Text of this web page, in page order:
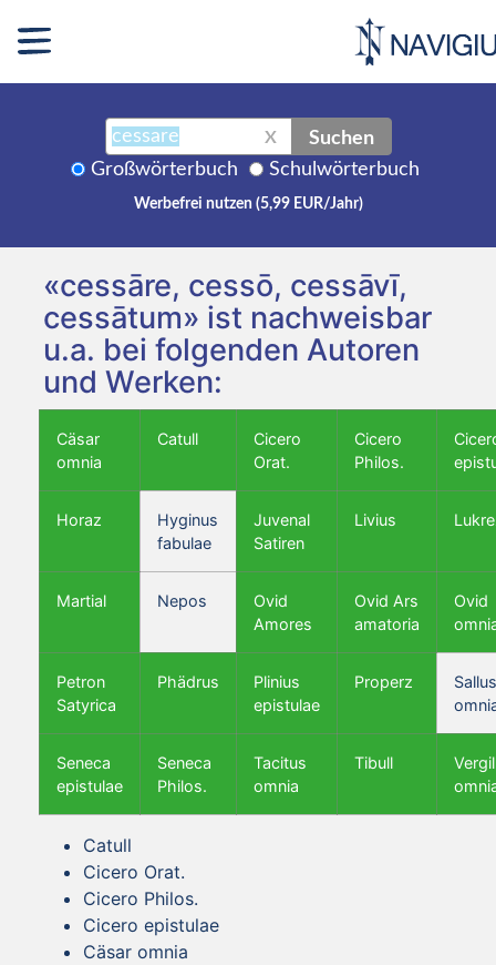
X Suchen
Großwörterbuch Schulwörterbuch
Werbefrei nutzen (5,99 EUR/Jahr)
«cessāre, cessō, cessāvī,
cessātum» ist nachweisbar
u.a. bei folgenden Autoren
und Werken:
Cäsar
omnia
Catull
Cicero
Orat.
Cicero
Philos.
Horaz
Hyginus
fabulae
Juvenal
Satiren
Livius
Martial Nepos
Ovid
Amores
Ovid Ars
amatoria
Ovid
Petron
Satyrica
Phädrus
Plinius
epistulae
Properz
Seneca
epistulae
Seneca
Philos.
Tacitus
omnia
Tibull
Vergil
Catull
Cicero Orat.
Cicero Philos.
Cicero epistulae
Cäsar omnia